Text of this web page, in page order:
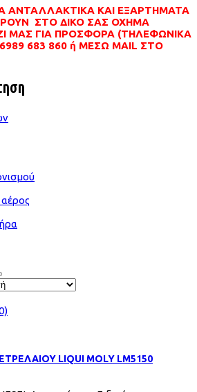
ΑΝΤΑΛΛΑΚΤΙΚΑ ΚΑΙ ΕΞΑΡΤΗΜΑΤΑ
ΣΤΟ ΔΙΚΟ ΣΑΣ ΟΧΗΜΑ
ΜΑΣ ΓΙΑ ΠΡΟΣΦΟΡΑ (ΤΗΛΕΦΩΝΙΚΑ
683 860 ή ΜΕΣΩ MAIL ΣΤΟ
LIQUI MOLY LM5150